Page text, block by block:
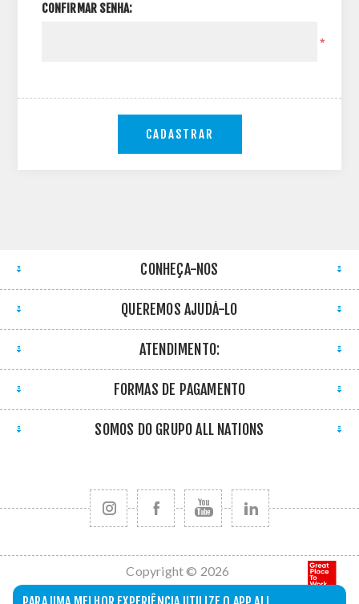
CONFIRMAR SENHA:
*
CADASTRAR
CONHEÇA-NOS
QUEREMOS AJUDÁ-LO
ATENDIMENTO:
FORMAS DE PAGAMENTO
SOMOS DO GRUPO ALL NATIONS
Copyright © 2026
All Nations. Todos